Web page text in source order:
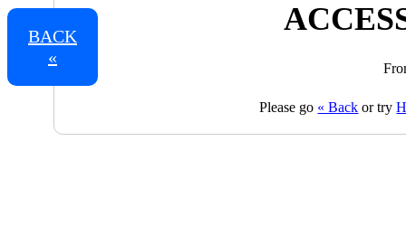
BACK
«
Please go « Back or try